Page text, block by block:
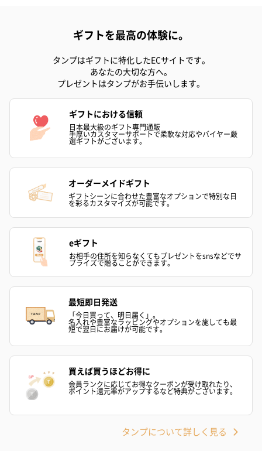
ギフトを最高の体験に。
タンプはギフトに特化したECサイトです。
あなたの大切な方へ。
プレゼントはタンプがお手伝いします。
ギフトにおける信頼
日本最大級のギフト専門通販
手厚いカスタマーサポートで柔軟な対応やバイヤー厳
選ギフトがございます。
オーダーメイドギフト
ギフトシーンに合わせた豊富なオプションで特別な日
を彩るカスタマイズが可能です。
eギフト
お相手の住所を知らなくてもプレゼントをsnsなどでサ
プライズで贈ることができます。
最短即日発送
「今日買って、明日届く」。
名入れや豊富なラッピングやオプションを施しても最
短で翌日にお届けが可能です。
買えば買うほどお得に
会員ランクに応じてお得なクーポンが受け取れたり、
ポイント還元率がアップするなど特典がございます。
タンプについて詳しく見る